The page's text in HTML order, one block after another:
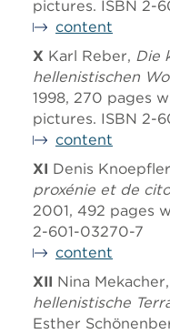
pictures. ISBN 2-
content
X Karl Reber, Die
hellenistischen
1998, 270 pages
pictures. ISBN 2-
content
XI Denis
proxénie et de
2001, 492 pages
2-601-03270-7
content
XII Nina Mekacher,
hellenistische
Esther